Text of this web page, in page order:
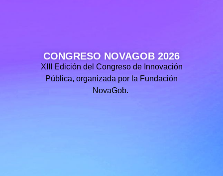
CONGRESO NOVAGOB 2026
XIII Edición del Congreso de Innovación
Pública, organizada por la Fundación
NovaGob.